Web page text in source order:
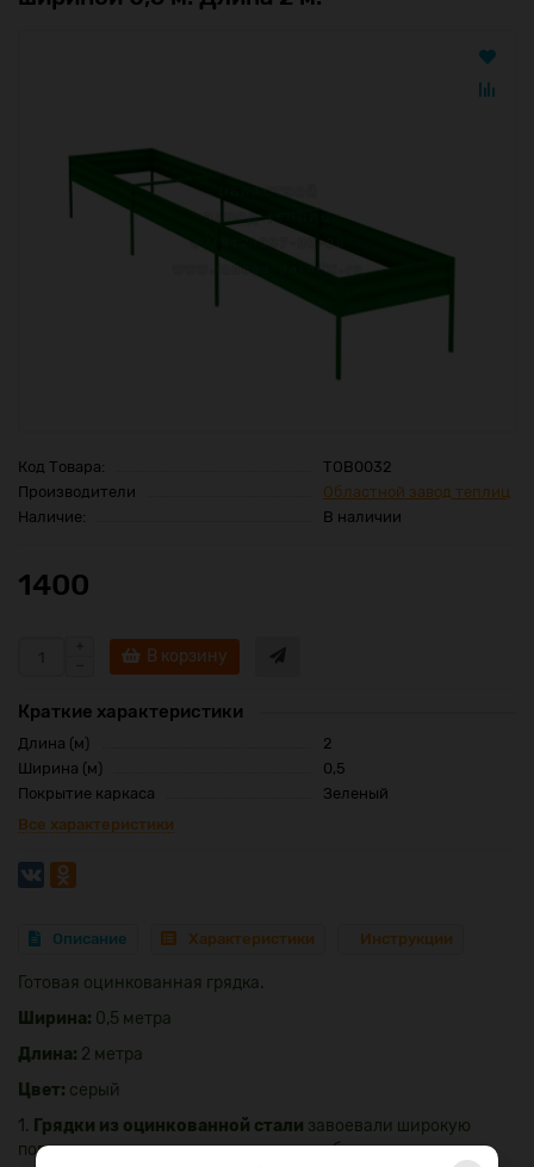
Код Товара:
ТОВ0032
Производители
Областной завод теплиц
Наличие:
В наличии
1400
В корзину
Краткие характеристики
Длина (м)
2
Ширина (м)
0,5
Покрытие каркаса
Зеленый
Все характеристики
Описание Характеристики Инструкции
Готовая оцинкованная грядка.
Ширина: 0,5 метра
Длина: 2 метра
Цвет: серый
1. Грядки из оцинкованной стали завоевали широкую
популярность у садоводов и дачников благодаря целому